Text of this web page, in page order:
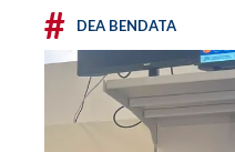
# DEA BENDATA